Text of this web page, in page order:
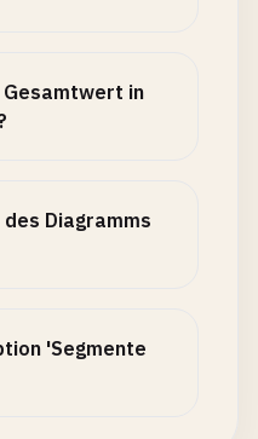
in
Diagramms
'Segmente